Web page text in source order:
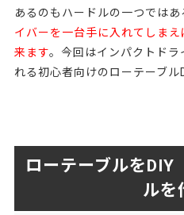
あるのもハードルの一つではあ
イバーを一台手に入れてしま
来ます。今回はインパクトド
れる初心者向けのローテーブル
ローテーブルを
ルを